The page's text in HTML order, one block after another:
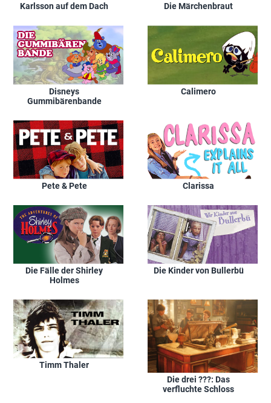
Karlsson auf dem Dach Die Märchenbraut
Disneys
Gummibärenbande
Calimero
Pete & Pete Clarissa
Die Fälle der Shirley
Holmes
Die Kinder von Bullerbü
Timm Thaler
Die drei ???: Das
verfluchte Schloss